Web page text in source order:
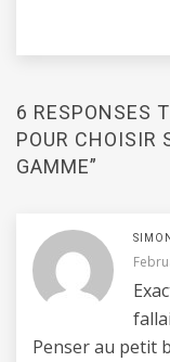
6 RESPONSES
POUR CHOISIR
GAMME”
Penser au petit